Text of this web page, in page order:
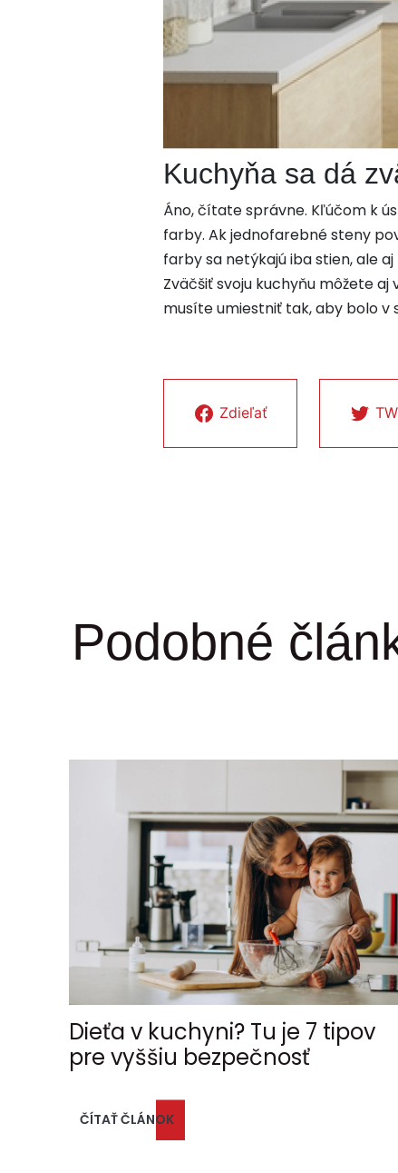
Kuchyňa sa dá
Áno, čítate správne. Kľúčom k
farby. Ak jednofarebné steny
farby sa netýkajú iba stien, ale
Zväčšiť svoju kuchyňu môžete
musíte umiestniť tak, aby bolo v
Zdieľať
Podobné
Dieťa v kuchyni? Tu je 7 tipov
pre vyššiu bezpečnosť
ČÍTAŤ ČLÁNOK